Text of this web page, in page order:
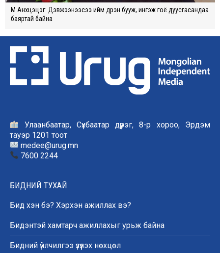
М.Анхцэцэг: Дэвжээнээсээ ийм дүүрэн бууж, ингэж гоё дуусгасандаа
баяртай байна
Улаанбаатар, Сүхбаатар дүүрэг, 8-р хороо, Эрдэм
тауэр 1201 тоот
medee@urug.mn
7600 2244
БИДНИЙ ТУХАЙ
Бид хэн бэ? Хэрхэн ажиллах вэ?
Бидэнтэй хамтарч ажиллахыг урьж байна
Бидний үйлчилгээ үзүүлэх нөхцөл